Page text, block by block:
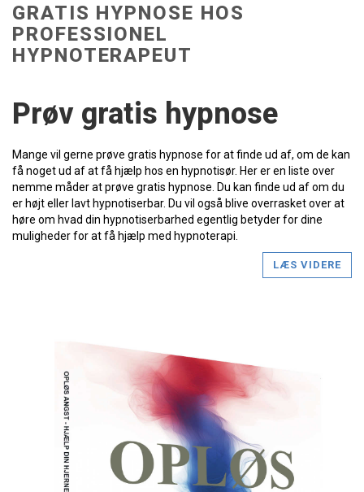
GRATIS HYPNOSE HOS
PROFESSIONEL
HYPNOTERAPEUT
Prøv gratis hypnose
Mange vil gerne prøve gratis hypnose for at finde ud af, om de kan
få noget ud af at få hjælp hos en hypnotisør. Her er en liste over
nemme måder at prøve gratis hypnose. Du kan finde ud af om du
er højt eller lavt hypnotiserbar. Du vil også blive overrasket over at
høre om hvad din hypnotiserbarhed egentlig betyder for dine
muligheder for at få hjælp med hypnoterapi.
LÆS VIDERE